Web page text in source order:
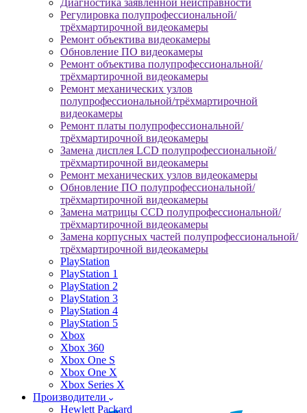
Диагностика заявленной неисправности
Регулировка полупрофессиональной/
трёхмартирочной видеокамеры
Ремонт объектива видеокамеры
Обновление ПО видеокамеры
Ремонт объектива полупрофессиональной/
трёхмартирочной видеокамеры
Ремонт механических узлов
полупрофессиональной/трёхмартирочной
видеокамеры
Ремонт платы полупрофессиональной/
трёхмартирочной видеокамеры
Замена дисплея LCD полупрофессиональной/
трёхмартирочной видеокамеры
Ремонт механических узлов видеокамеры
Обновление ПО полупрофессиональной/
трёхмартирочной видеокамеры
Замена матрицы CCD полупрофессиональной/
трёхмартирочной видеокамеры
Замена корпусных частей полупрофессиональной/
трёхмартирочной видеокамеры
PlayStation
PlayStation 1
PlayStation 2
PlayStation 3
PlayStation 4
PlayStation 5
Xbox
Xbox 360
Xbox One S
Xbox One X
Xbox Series X
Производители
Hewlett Packard